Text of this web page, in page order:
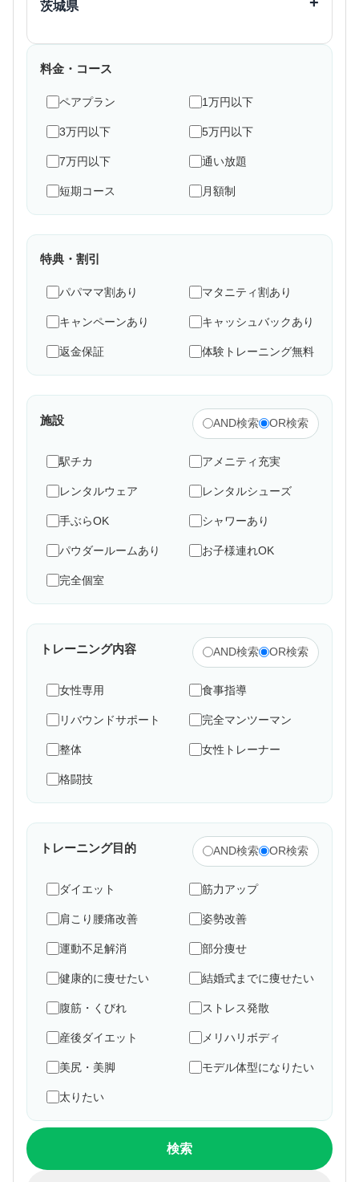
国分寺市 国立市
福生市
清瀬市 多摩市
西東京市
港南区
鎌倉市 藤沢市
平塚市 横須賀市
相模原市 座間市
大和市 海老名市
厚木市 伊勢原市
印西市
飯能市
和光市
桶川市 上尾市
草加市 所沢市
深谷市
茨城県
水戸市
料金・コース
ペアプラン 1万円以下
3万円以下 5万円以下
7万円以下 通い放題
短期コース 月額制
特典・割引
パパママ割あり マタニティ割あり
キャンペーンあり キャッシュバックあり
返金保証 体験トレーニング無料
施設 AND検索 OR検索
駅チカ アメニティ充実
レンタルウェア レンタルシューズ
手ぶらOK シャワーあり
パウダールームあり お子様連れOK
完全個室
トレーニング内容 AND検索 OR検索
女性専用 食事指導
リバウンドサポート 完全マンツーマン
整体 女性トレーナー
格闘技
トレーニング目的 AND検索 OR検索
ダイエット 筋力アップ
肩こり腰痛改善 姿勢改善
運動不足解消 部分痩せ
健康的に痩せたい 結婚式までに痩せたい
腹筋・くびれ ストレス発散
産後ダイエット メリハリボディ
美尻・美脚 モデル体型になりたい
太りたい
検索